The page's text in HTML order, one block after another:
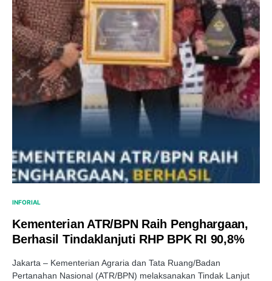
INFORIAL
Kementerian ATR/BPN Raih Penghargaan,
Berhasil Tindaklanjuti RHP BPK RI 90,8%
Jakarta – Kementerian Agraria dan Tata Ruang/Badan
Pertanahan Nasional (ATR/BPN) melaksanakan Tindak Lanjut